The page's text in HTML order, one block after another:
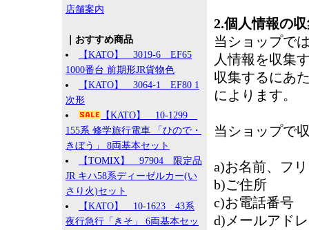
店舗案内
｜おすすめ商品
【KATO】 3019-6 EF65
1000番台 前期形JR貨物色
【KATO】 3064-1 EF80 1
次形
【KATO】 10-1299
155系 修学旅行電車 「ひので・
きぼう」 8両基本セット
【TOMIX】 97904 限定品
JR キハ58系ディーゼルカー(い
さり火)セット
【KATO】 10-1623 43系
夜行急行「きそ」 6両基本セッ
2.個人情報の
当ショップで
人情報を収集
収集するにあ
によります。
当ショップで
a)お名前、フ
b)ご住所
c)お電話番号
d)メールアド